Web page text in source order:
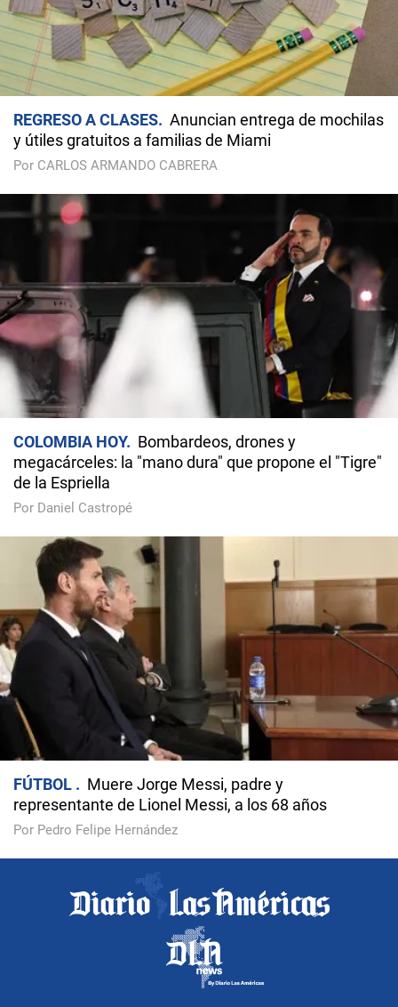
REGRESO A CLASES
Anuncian entrega de mochilas
y útiles gratuitos a familias de Miami
Por CARLOS ARMANDO CABRERA
COLOMBIA HOY
Bombardeos, drones y
megacárceles: la "mano dura" que propone el "Tigre"
de la Espriella
Por Daniel Castropé
FÚTBOL
Muere Jorge Messi, padre y
representante de Lionel Messi, a los 68 años
Por Pedro Felipe Hernández